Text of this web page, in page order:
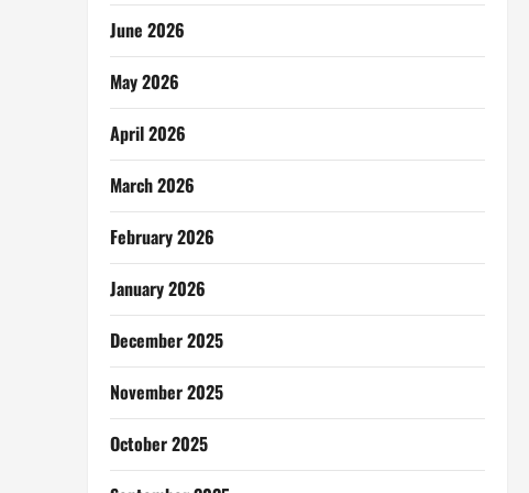
June 2026
May 2026
April 2026
March 2026
February 2026
January 2026
December 2025
November 2025
October 2025